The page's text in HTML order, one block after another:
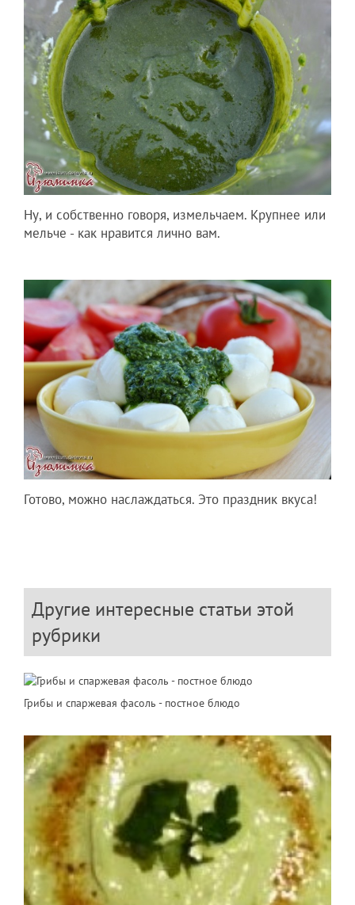
Ну, и собственно говоря, измельчаем. Крупнее или
мельче - как нравится лично вам.
Готово, можно наслаждаться. Это праздник вкуса!
Другие интересные статьи этой
рубрики
Грибы и спаржевая фасоль - постное блюдо